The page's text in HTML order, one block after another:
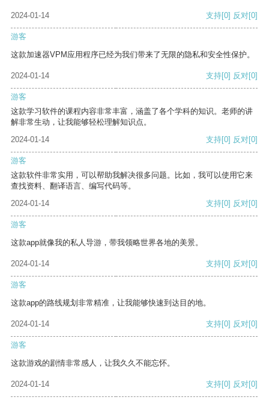
2024-01-14 支持[0] 反对[0]
游客
这款加速器VPM应用程序已经为我们带来了无限的隐私和安全性保护。
2024-01-14 支持[0] 反对[0]
游客
这款学习软件的课程内容非常丰富，涵盖了各个学科的知识。老师的讲
解非常生动，让我能够轻松理解知识点。
2024-01-14
支持[0] 反对[0]
游客
这款软件非常实用，可以帮助我解决很多问题。比如，我可以使用它来
查找资料、翻译语言、编写代码等。
2024-01-14
支持[0] 反对[0]
游客
这款app就像我的私人导游，带我领略世界各地的美景。
2024-01-14 支持[0] 反对[0]
游客
这款app的路线规划非常精准，让我能够快速到达目的地。
2024-01-14 支持[0] 反对[0]
游客
这款游戏的剧情非常感人，让我久久不能忘怀。
2024-01-14 支持[0] 反对[0]